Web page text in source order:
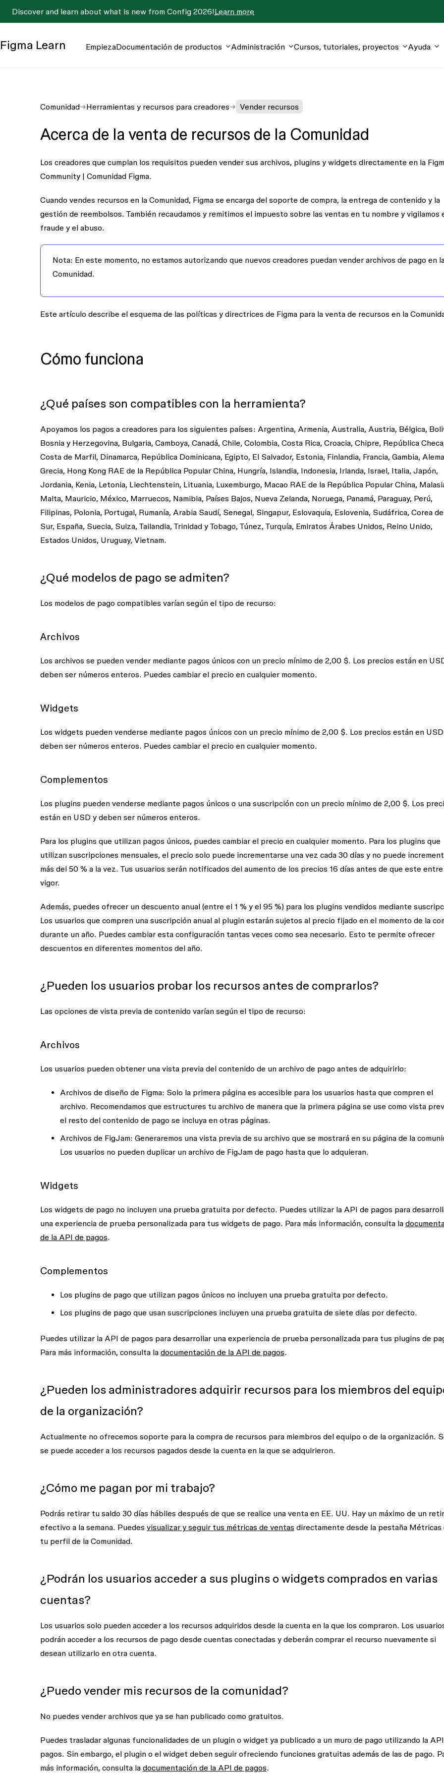
Discover and learn about what is new from Config 2026!Learn more
Figma Learn EmpiezaDocumentación de productos Administración Cursos, tutoriales, proyectos Ayuda
Comunidad Herramientas y recursos para creadores Vender recursos
Acerca de la venta de recursos de la Comunidad
Los creadores que cumplan los requisitos pueden vender sus archivos, plugins y widgets directamente en la
Community | Comunidad Figma.
Cuando vendes recursos en la Comunidad, Figma se encarga del soporte de compra, la entrega de contenido y la
gestión de reembolsos. También recaudamos y remitimos el impuesto sobre las ventas en tu nombre y vigilamos
fraude y el abuso.
Nota: En este momento, no estamos autorizando que nuevos creadores puedan vender archivos de pago en
Comunidad.
Este artículo describe el esquema de las políticas y directrices de Figma para la venta de recursos en la
Cómo funciona
¿Qué países son compatibles con la herramienta?
Apoyamos los pagos a creadores para los siguientes países: Argentina, Armenia, Australia, Austria, Bélgica,
Bosnia y Herzegovina, Bulgaria, Camboya, Canadá, Chile, Colombia, Costa Rica, Croacia, Chipre, República
Costa de Marfil, Dinamarca, República Dominicana, Egipto, El Salvador, Estonia, Finlandia, Francia, Gambia,
Grecia, Hong Kong RAE de la República Popular China, Hungría, Islandia, Indonesia, Irlanda, Israel, Italia, Japón,
Jordania, Kenia, Letonia, Liechtenstein, Lituania, Luxemburgo, Macao RAE de la República Popular China,
Malta, Mauricio, México, Marruecos, Namibia, Países Bajos, Nueva Zelanda, Noruega, Panamá, Paraguay, Perú,
Filipinas, Polonia, Portugal, Rumanía, Arabia Saudí, Senegal, Singapur, Eslovaquia, Eslovenia, Sudáfrica, Corea
Sur, España, Suecia, Suiza, Tailandia, Trinidad y Tobago, Túnez, Turquía, Emiratos Árabes Unidos, Reino Unido,
Estados Unidos, Uruguay, Vietnam.
¿Qué modelos de pago se admiten?
Los modelos de pago compatibles varían según el tipo de recurso:
Archivos
Los archivos se pueden vender mediante pagos únicos con un precio mínimo de 2,00 $. Los precios están en
deben ser números enteros. Puedes cambiar el precio en cualquier momento.
Widgets
Los widgets pueden venderse mediante pagos únicos con un precio mínimo de 2,00 $. Los precios están en
deben ser números enteros. Puedes cambiar el precio en cualquier momento.
Complementos
Los plugins pueden venderse mediante pagos únicos o una suscripción con un precio mínimo de 2,00 $. Los
están en USD y deben ser números enteros.
Para los plugins que utilizan pagos únicos, puedes cambiar el precio en cualquier momento. Para los plugins que
utilizan suscripciones mensuales, el precio solo puede incrementarse una vez cada 30 días y no puede
más del 50 % a la vez. Tus usuarios serán notificados del aumento de los precios 16 días antes de que este
vigor.
Además, puedes ofrecer un descuento anual (entre el 1 % y el 95 %) para los plugins vendidos mediante
Los usuarios que compren una suscripción anual al plugin estarán sujetos al precio fijado en el momento de la
durante un año. Puedes cambiar esta configuración tantas veces como sea necesario. Esto te permite ofrecer
descuentos en diferentes momentos del año.
¿Pueden los usuarios probar los recursos antes de comprarlos?
Las opciones de vista previa de contenido varían según el tipo de recurso:
Archivos
Los usuarios pueden obtener una vista previa del contenido de un archivo de pago antes de adquirirlo:
Archivos de diseño de Figma: Solo la primera página es accesible para los usuarios hasta que compren el
archivo. Recomendamos que estructures tu archivo de manera que la primera página se use como vista
el resto del contenido de pago se incluya en otras páginas.
Archivos de FigJam: Generaremos una vista previa de su archivo que se mostrará en su página de la
Los usuarios no pueden duplicar un archivo de FigJam de pago hasta que lo adquieran.
Widgets
Los widgets de pago no incluyen una prueba gratuita por defecto. Puedes utilizar la API de pagos para
una experiencia de prueba personalizada para tus widgets de pago. Para más información, consulta la
de la API de pagos.
Complementos
Los plugins de pago que utilizan pagos únicos no incluyen una prueba gratuita por defecto.
Los plugins de pago que usan suscripciones incluyen una prueba gratuita de siete días por defecto.
Puedes utilizar la API de pagos para desarrollar una experiencia de prueba personalizada para tus plugins de
Para más información, consulta la documentación de la API de pagos.
¿Pueden los administradores adquirir recursos para los miembros del
de la organización?
Actualmente no ofrecemos soporte para la compra de recursos para miembros del equipo o de la organización.
se puede acceder a los recursos pagados desde la cuenta en la que se adquirieron.
¿Cómo me pagan por mi trabajo?
Podrás retirar tu saldo 30 días hábiles después de que se realice una venta en EE. UU. Hay un máximo de un
efectivo a la semana. Puedes visualizar y seguir tus métricas de ventasdirectamente desde la pestaña Métricas
tu perfil de la Comunidad.
¿Podrán los usuarios acceder a sus plugins o widgets comprados en varias
cuentas?
Los usuarios solo pueden acceder a los recursos adquiridos desde la cuenta en la que los compraron. Los
podrán acceder a los recursos de pago desde cuentas conectadas y deberán comprar el recurso nuevamente si
desean utilizarlo en otra cuenta.
¿Puedo vender mis recursos de la comunidad?
No puedes vender archivos que ya se han publicado como gratuitos.
Puedes trasladar algunas funcionalidades de un plugin o widget ya publicado a un muro de pago utilizando la
pagos. Sin embargo, el plugin o el widget deben seguir ofreciendo funciones gratuitas además de las de pago.
más información, consulta la documentación de la API de pagos.